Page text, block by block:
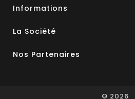
Informations
La Société
Nos Partenaires
© 2026